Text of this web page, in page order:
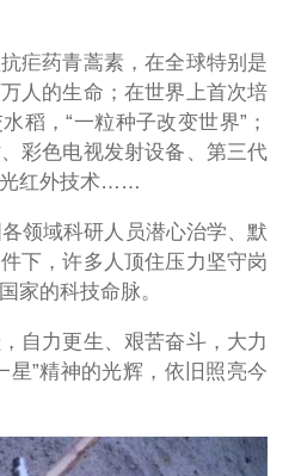
药青蒿素，在全球特别是
人的生命；在世界上首次培
稻，“一粒种子改变世界”；
彩色电视发射设备、第三代
光红外技术……
域科研人员潜心治学、默
下，许多人顶住压力坚守岗
家的科技命脉。
力更生、艰苦奋斗，大力
星”精神的光辉，依旧照亮今